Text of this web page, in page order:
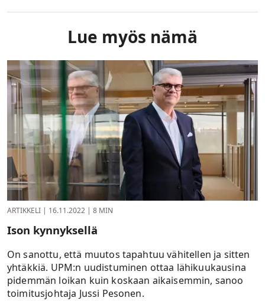
Lue myös nämä
ARTIKKELI | 16.11.2022 | 8 MIN
Ison kynnyksellä
On sanottu, että muutos tapahtuu vähitellen ja sitten
yhtäkkiä. UPM:n uudistuminen ottaa lähikuukausina
pidemmän loikan kuin koskaan aikaisemmin, sanoo
toimitusjohtaja Jussi Pesonen.